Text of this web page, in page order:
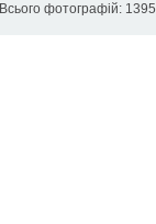
Всього фотографій: 1395